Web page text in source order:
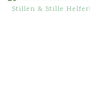
Stillen & Stille